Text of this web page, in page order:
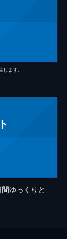
ます。
ゆっくりと